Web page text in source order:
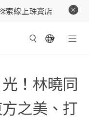
索線上珠寶店
！林曉同
之美、打